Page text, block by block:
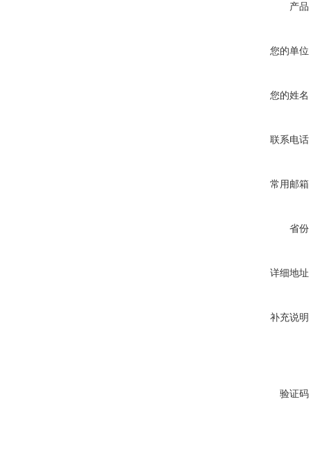
产品
您的单位
您的姓名
联系电话
常用邮箱
省份
详细地址
补充说明
验证码